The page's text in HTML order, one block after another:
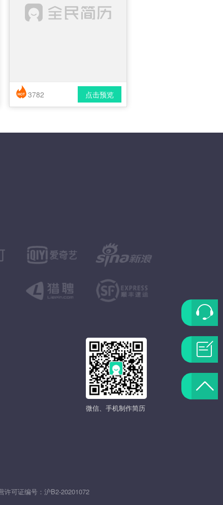
简历风格： 时尚 / 简洁 / 应届生
点击预览
3782
微信、手机制作简历
可证编号： 沪B2-20201072
联
系
客
服
题
反
返